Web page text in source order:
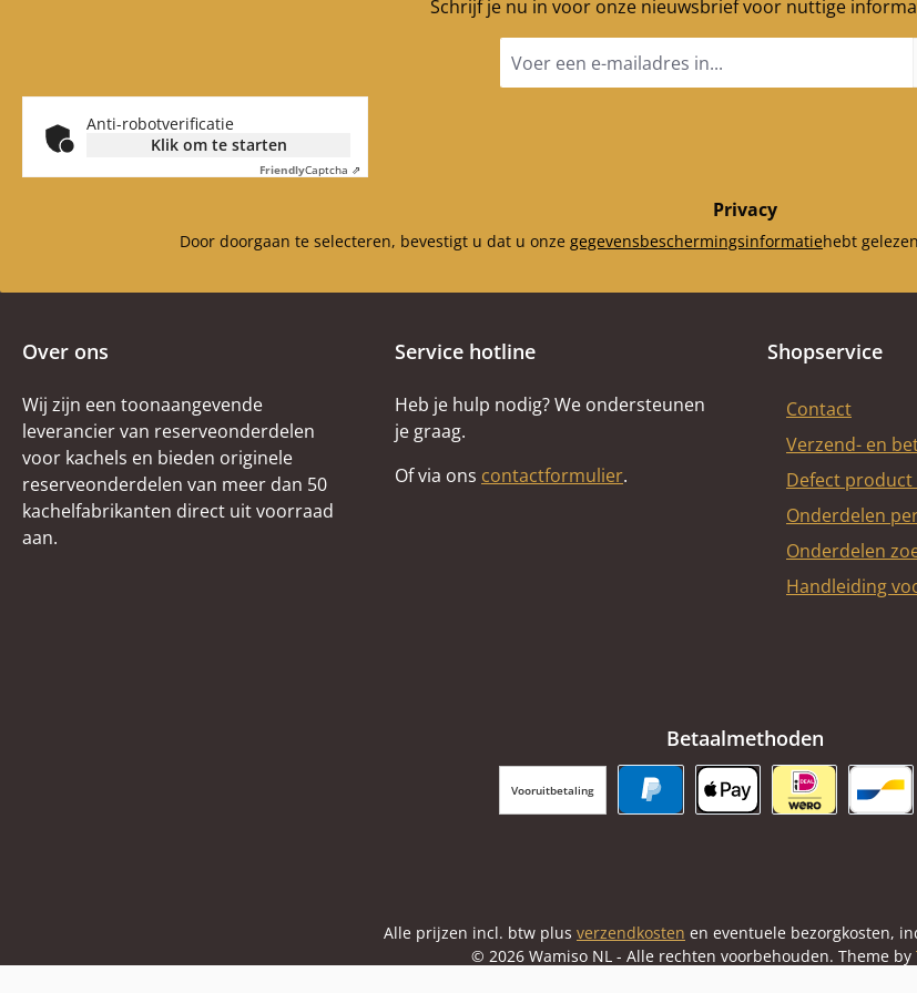
Schrijf je nu in voor onze nieuwsbrief voor nuttige
mailadres
Anti-robotverificatie
Klik om te starten
FriendlyCaptcha ⇗
Privacy
Door doorgaan te selecteren, bevestigt u dat u onze gegevensbeschermingsinformatiehebt
Over ons
Wij zijn een toonaangevende
leverancier van reserveonderdelen
voor kachels en bieden originele
reserveonderdelen van meer dan 50
kachelfabrikanten direct uit voorraad
aan.
Service hotline
Heb je hulp nodig? We ondersteunen
je graag.
Of via ons contactformulier.
Shopservice
Contact
Verzend- en
Defect product
Onderdelen
Onderdelen
Handleiding
Betaalmethoden
Vooruitbetaling
Alle prijzen incl. btw plus verzendkosten en eventuele bezorgkosten,
© 2026 Wamiso NL - Alle rechten voorbehouden. Theme by